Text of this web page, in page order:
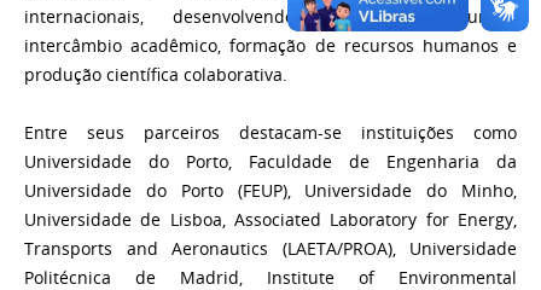
internacionais, desenvolvendo pesquisas conjuntas,
intercâmbio acadêmico, formação de recursos humanos e
produção científica colaborativa.
Entre seus parceiros destacam-se instituições como
Universidade do Porto, Faculdade de Engenharia da
Universidade do Porto (FEUP), Universidade do Minho,
Universidade de Lisboa, Associated Laboratory for Energy,
Transports and Aeronautics (LAETA/PROA), Universidade
Politécnica de Madrid, Institute of Environmental